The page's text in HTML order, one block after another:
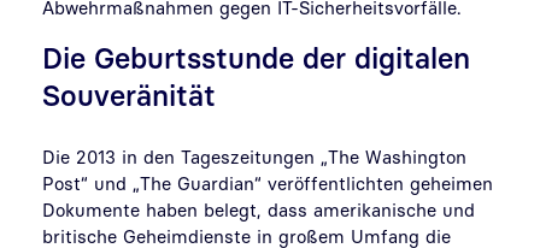
Abwehrmaßnahmen gegen IT-Sicherheitsvorfälle.
Die Geburtsstunde der digitalen
Souveränität
Die 2013 in den Tageszeitungen „The Washington
Post“ und „The Guardian“ veröffentlichten geheimen
Dokumente haben belegt, dass amerikanische und
britische Geheimdienste in großem Umfang die